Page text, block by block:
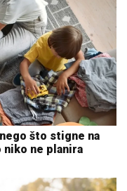
što stigne na
niko ne planira